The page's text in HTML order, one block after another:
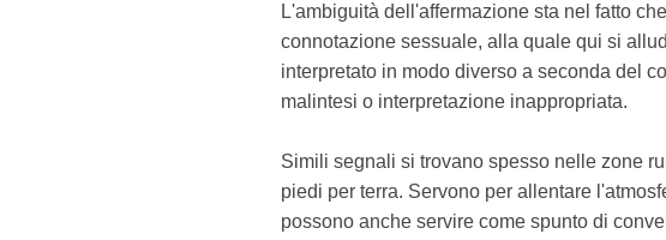
L'ambiguità dell'affermazione sta nel fatto
connotazione sessuale, alla quale qui si
interpretato in modo diverso a seconda del
malintesi o interpretazione inappropriata.
Simili segnali si trovano spesso nelle zone
piedi per terra. Servono per allentare
possono anche servire come spunto di